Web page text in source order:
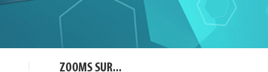
ZOOMS SUR...
Accéder à son compte - (Se
déconnecter)